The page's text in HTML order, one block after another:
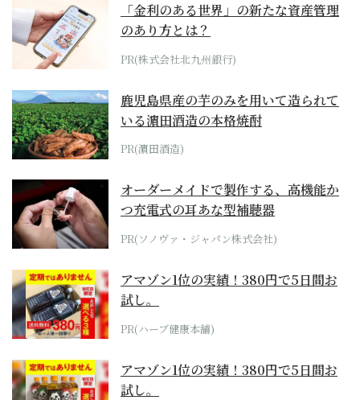
「金利のある世界」の新たな資産管理
のあり方とは？
PR(株式会社北九州銀行)
鹿児島県産の芋のみを用いて造られて
いる濵田酒造の本格焼酎
PR(濵田酒造)
オーダーメイドで製作する、高機能か
つ充電式の耳あな型補聴器
PR(ソノヴァ・ジャパン株式会社)
アマゾン1位の実績！380円で5日間お
試し。
PR(ハーブ健康本舗)
アマゾン1位の実績！380円で5日間お
試し。